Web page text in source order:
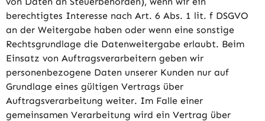
berechtigtes Interesse nach Art. 6 Abs. 1 lit. f DSGVO
an der Weitergabe haben oder wenn eine sonstige
Rechtsgrundlage die Datenweitergabe erlaubt. Beim
Einsatz von Auftragsverarbeitern geben wir
personenbezogene Daten unserer Kunden nur auf
Grundlage eines gültigen Vertrags über
Auftragsverarbeitung weiter. Im Falle einer
gemeinsamen Verarbeitung wird ein Vertrag über